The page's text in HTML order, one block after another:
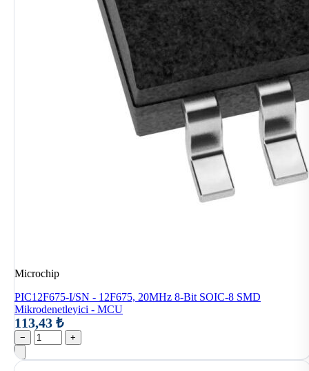
Microchip
PIC12F675-I/SN - 12F675, 20MHz 8-Bit SOIC-8 SMD
Mikrodenetleyici - MCU
113,43 ₺
− +